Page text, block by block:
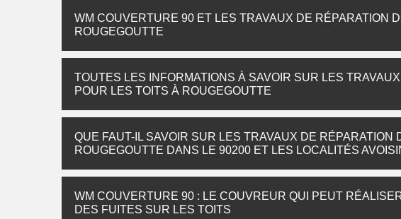
WM COUVERTURE 90 ET LES TRAVAUX DE RÉPARATION
ROUGEGOUTTE
TOUTES LES INFORMATIONS À SAVOIR SUR LES
POUR LES TOITS À ROUGEGOUTTE
QUE FAUT-IL SAVOIR SUR LES TRAVAUX DE RÉPARATION
ROUGEGOUTTE DANS LE 90200 ET LES LOCALITÉS
WM COUVERTURE 90 : LE COUVREUR QUI PEUT
DES FUITES SUR LES TOITS